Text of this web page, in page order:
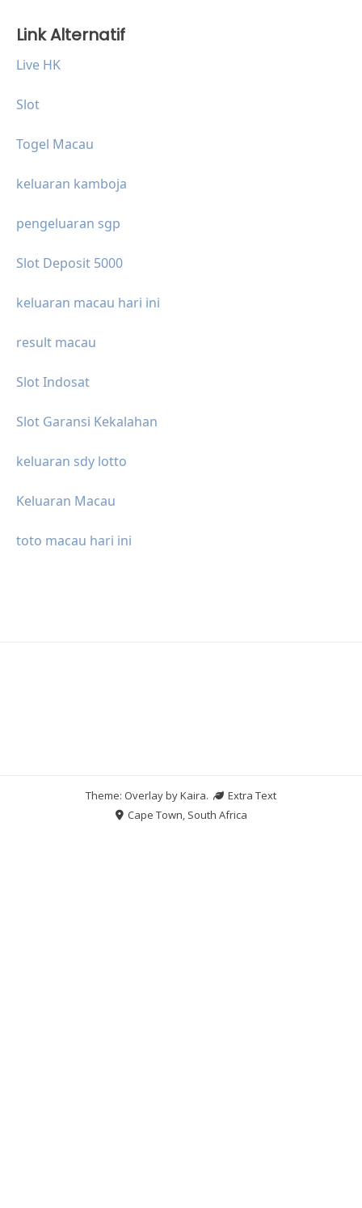
Link Alternatif
Live HK
Slot
Togel Macau
keluaran kamboja
pengeluaran sgp
Slot Deposit 5000
keluaran macau hari ini
result macau
Slot Indosat
Slot Garansi Kekalahan
keluaran sdy lotto
Keluaran Macau
toto macau hari ini
Theme: Overlay byKaira.
Extra Text
Cape Town, South Africa